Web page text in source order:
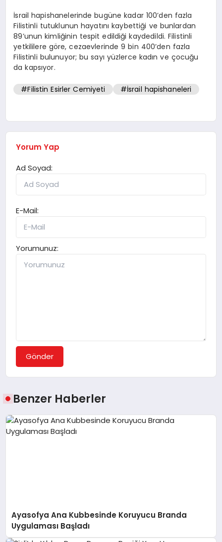
İsrail hapishanelerinde bugüne kadar 100’den fazla
Filistinli tutuklunun hayatını kaybettiği ve bunlardan
89’unun kimliğinin tespit edildiği kaydedildi. Filistinli
yetkililere göre, cezaevlerinde 9 bin 400’den fazla
Filistinli bulunuyor; bu sayı yüzlerce kadın ve çocuğu
da kapsıyor.
#Filistin Esirler Cemiyeti #İsrail hapishaneleri
Yorum Yap
Ad Soyad:
E-Mail:
Yorumunuz:
Gönder
Benzer Haberler
Ayasofya Ana Kubbesinde Koruyucu Branda
Uygulaması Başladı